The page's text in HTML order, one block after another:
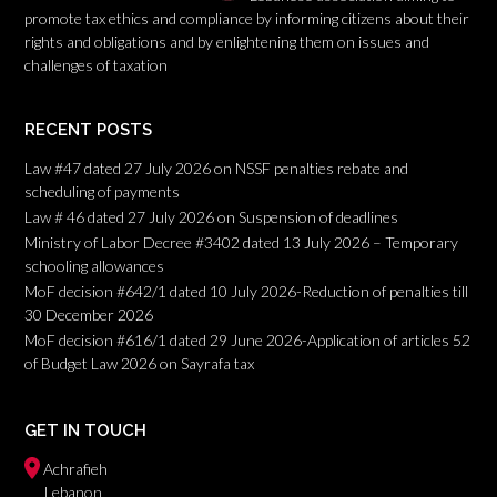
promote tax ethics and compliance by informing citizens about their
rights and obligations and by enlightening them on issues and
challenges of taxation
RECENT POSTS
Law #47 dated 27 July 2026 on NSSF penalties rebate and
scheduling of payments
Law # 46 dated 27 July 2026 on Suspension of deadlines
Ministry of Labor Decree #3402 dated 13 July 2026 – Temporary
schooling allowances
MoF decision #642/1 dated 10 July 2026-Reduction of penalties till
30 December 2026
MoF decision #616/1 dated 29 June 2026-Application of articles 52
of Budget Law 2026 on Sayrafa tax
GET IN TOUCH
Achrafieh
Lebanon